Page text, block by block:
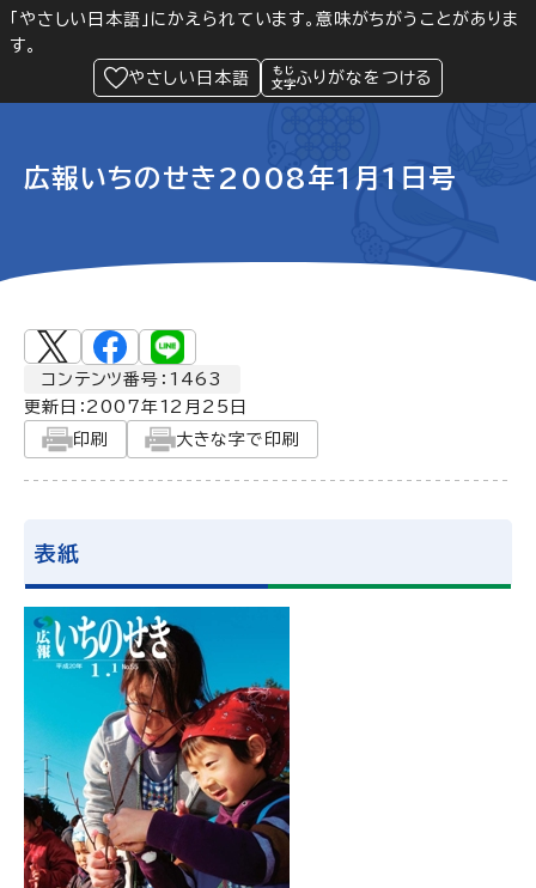
「やさしい日本語」にかえられています。意味がちがうことがありま
す。
やさしい日本語
ふりがなをつける
Language 閲覧支援
緊急情報
広報いちのせき2008年1月1日号
コンテンツ番号：1463
更新日： 2007年12月25日
印刷
大きな字で印刷
表紙